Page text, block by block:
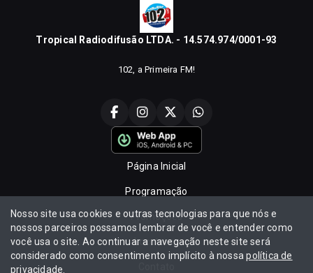
Tropical Radiodifusão LTDA. - 14.574.974/0001-93
102, a Primeira FM!
Página Inicial
Programação
Promoções
Locutores
Nosso site usa cookies e outras tecnologias para que nós e
nossos parceiros possamos lembrar de você e entender como
você usa o site. Ao continuar a navegação neste site será
considerado como consentimento implícito à nossapolítica de
privacidade